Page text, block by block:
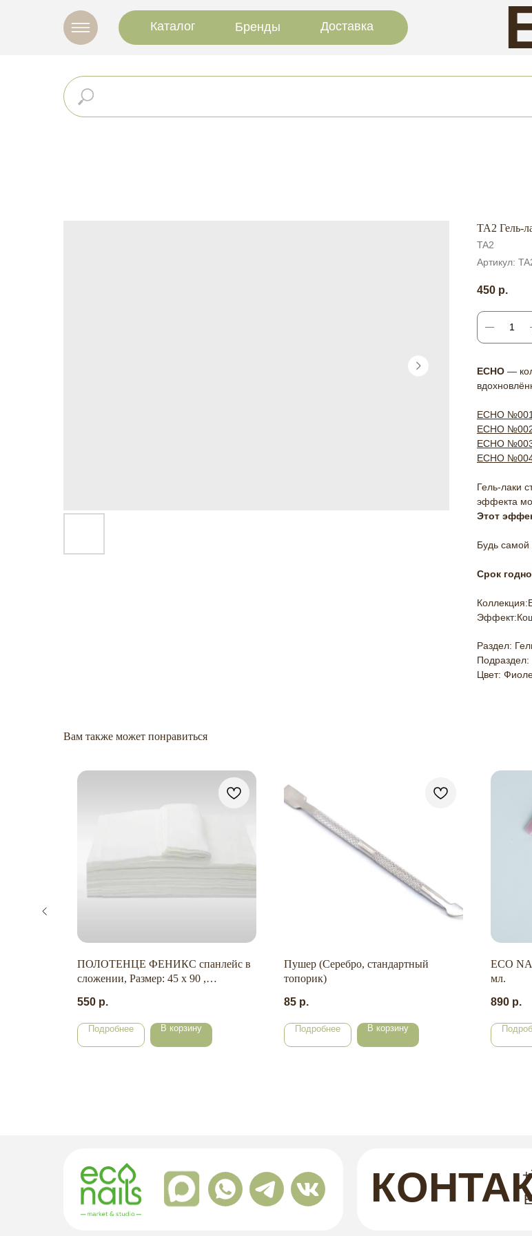
Доставка
Каталог Бренды
TA2 Гель-
TA2
Артикул:
450 р.
ECHO —
ECHO №001
ECHO
ECHO
ECHO
Гель-лаки
эффекта
Этот
Будь самой
Срок
Раздел:
Подраздел:
Цвет:
Вам также может понравиться
ПОЛОТЕНЦЕ ФЕНИКС спанлейс в
сложении, Размер: 45 х 90 ,
550 р.
Подробнее В корзину
Пушер (Серебро, стандартный
топорик)
85 р.
Подробнее В корзину
ECO
мл.
890 р.